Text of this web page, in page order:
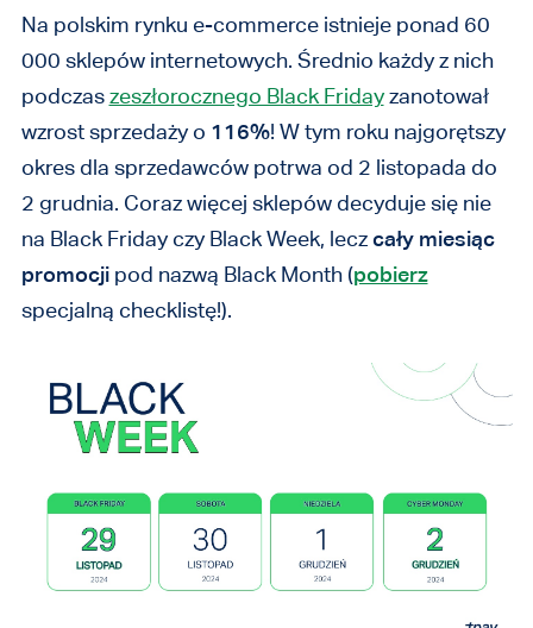
Na polskim rynku e-commerce istnieje ponad 60
000 sklepów internetowych. Średnio każdy z nich
podczaszeszłorocznego Black Fridayzanotował
wzrost sprzedaży o 116%! W tym roku najgorętszy
okres dla sprzedawców potrwa od 2 listopada do
2 grudnia. Coraz więcej sklepów decyduje się nie
na Black Friday czy Black Week, leczcały miesiąc
promocjipod nazwą Black Month (pobierz
specjalną checklistę!).